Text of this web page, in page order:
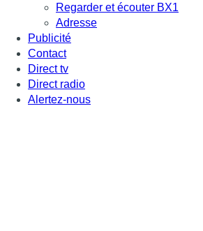
Regarder et écouter BX1
Adresse
Publicité
Contact
Direct tv
Direct radio
Alertez-nous